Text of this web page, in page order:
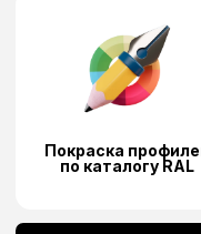
задаче в любой
Telegram
Написать